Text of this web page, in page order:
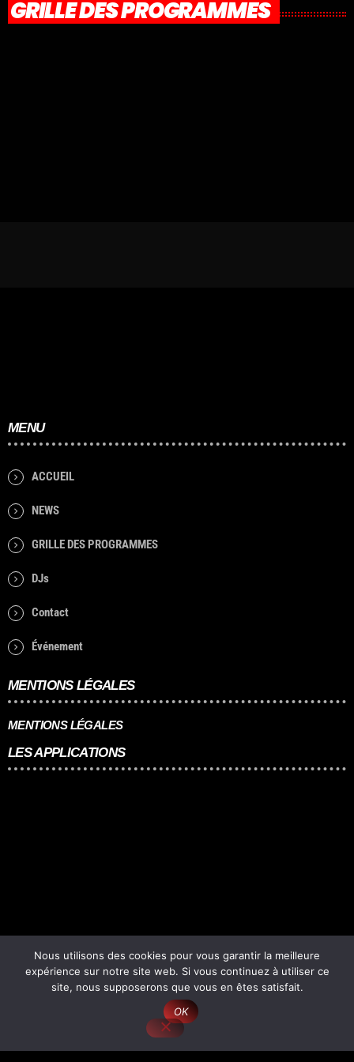
GRILLE DES PROGRAMMES
MENU
ACCUEIL
NEWS
GRILLE DES PROGRAMMES
DJs
Contact
Événement
MENTIONS LÉGALES
MENTIONS LÉGALES
LES APPLICATIONS
SPONSORS
Nous utilisons des cookies pour vous garantir la meilleure
expérience sur notre site web. Si vous continuez à utiliser ce
site, nous supposerons que vous en êtes satisfait.
OK